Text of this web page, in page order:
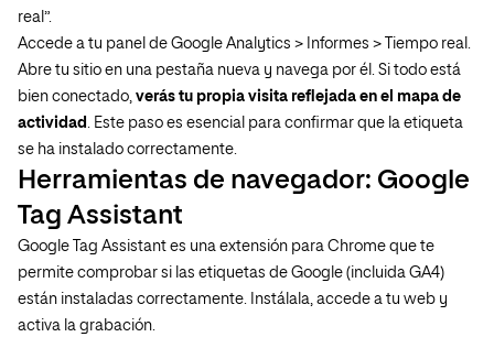
real”.
Accede a tu panel de Google Analytics > Informes > Tiempo real.
Abre tu sitio en una pestaña nueva y navega por él. Si todo está
bien conectado, verás tu propia visita reflejada en el mapa de
actividad . Este paso es esencial para confirmar que la etiqueta
se ha instalado correctamente.
Herramientas de navegador: Google
Tag Assistant
Google Tag Assistant es una extensión para Chrome que te
permite comprobar si las etiquetas de Google (incluida GA4)
están instaladas correctamente. Instálala, accede a tu web y
activa la grabación.